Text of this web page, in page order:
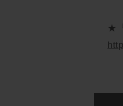
★